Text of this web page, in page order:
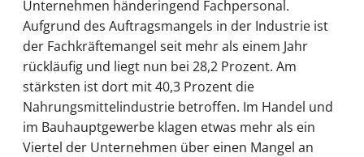
Unternehmen händeringend Fachpersonal.
Aufgrund des Auftragsmangels in der Industrie ist
der Fachkräftemangel seit mehr als einem Jahr
rückläufig und liegt nun bei 28,2 Prozent. Am
stärksten ist dort mit 40,3 Prozent die
Nahrungsmittelindustrie betroffen. Im Handel und
im Bauhauptgewerbe klagen etwas mehr als ein
Viertel der Unternehmen über einen Mangel an